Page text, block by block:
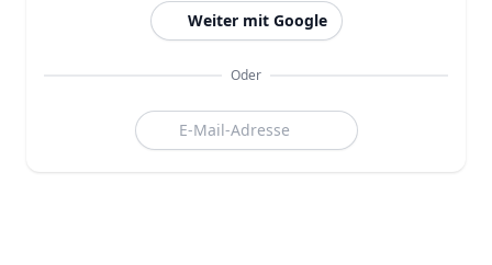
Weiter mit Google
Oder